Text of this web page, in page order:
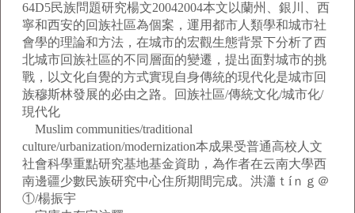
64D5民族問題研究楊文20042004本文以蘭州、銀川、西
寧和西安的回族社區為個案，運用都市人類學和城市社
會學的理論和方法，在城市的宏觀生態背景下分析了西
北城市回族社區的不同層面的變遷，提出面對城市的挑
戰，以文化自覺的方式實現自身傳統的現代化是城市回
族穆斯林發展的必由之路。回族社區/傳統文化/城市化/
現代化
Muslim communities/traditional
culture/urbanization/modernization本成果受普通高校人文
社會科學重點研究基地基金資助，為作者在云南大學西
南邊疆少數民族研究中心住所期間完成。洪瀟ｔíｎｇ＠
①/楊振宇